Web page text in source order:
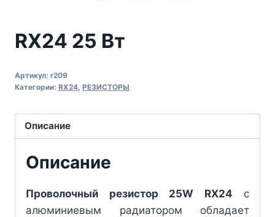
RX24 25 Вт
Артикул: r209
Категории: RX24 РЕЗИСТОРЫ
Описание
Описание
Проволочный резистор 25W RX24 с
алюминиевым радиатором обладает